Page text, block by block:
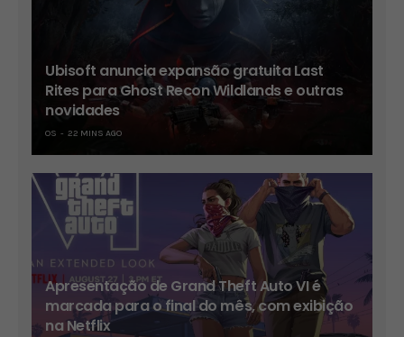
Ubisoft anuncia expansão gratuita Last
Rites para Ghost Recon Wildlands e outras
novidades
OS 22 MINS AGO
Apresentação de Grand Theft Auto VI é
marcada para o final do mês, com exibição
na Netflix